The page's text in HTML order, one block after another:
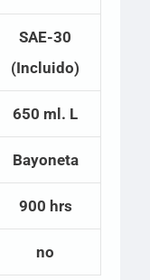
SAE-30
(Incluido)
650 ml. L
Bayoneta
900 hrs
no